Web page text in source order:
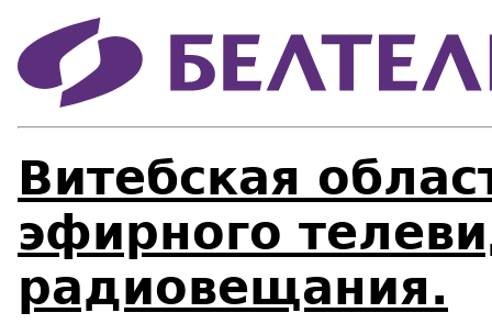
Витебская
эфирного
радиовещания.